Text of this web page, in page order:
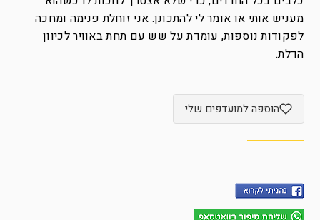
מעניש אותי או אומר לי להתכונן. אני זוחלת פנימה ומחכה
לפקודות נוספות, עומדת על שש עם תחת באוויר לכיוון
הדלת.
הוספה למועדפים שלי